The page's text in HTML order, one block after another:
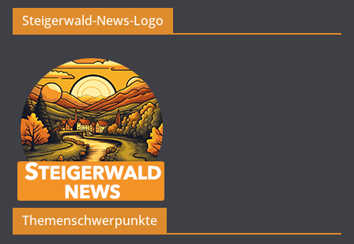
Steigerwald-News-Logo
Themenschwerpunkte